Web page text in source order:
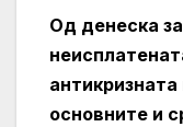
Од денеска
основните и